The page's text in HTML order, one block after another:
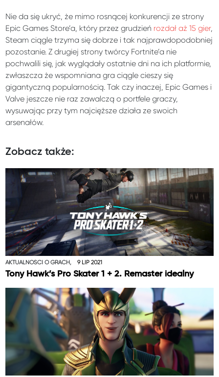
Nie da się ukryć, że mimo rosnącej konkurencji ze strony
Epic Games Store’a, który przez grudzień rozdał aż 15 gier,
Steam ciągle trzyma się dobrze i tak najprawdopodobniej
pozostanie. Z drugiej strony twórcy Fortnite’a nie
pochwalili się, jak wyglądały ostatnie dni na ich platformie,
zwłaszcza że wspomniana gra ciągle cieszy się
gigantyczną popularnością. Tak czy inaczej, Epic Games i
Valve jeszcze nie raz zawalczą o portfele graczy,
wysuwając przy tym najcięższe działa ze swoich
arsenałów.
Zobacz także:
AKTUALNOŚCI O GRACH, 9 LIP 2021
Tony Hawk’s Pro Skater 1 + 2. Remaster idealny